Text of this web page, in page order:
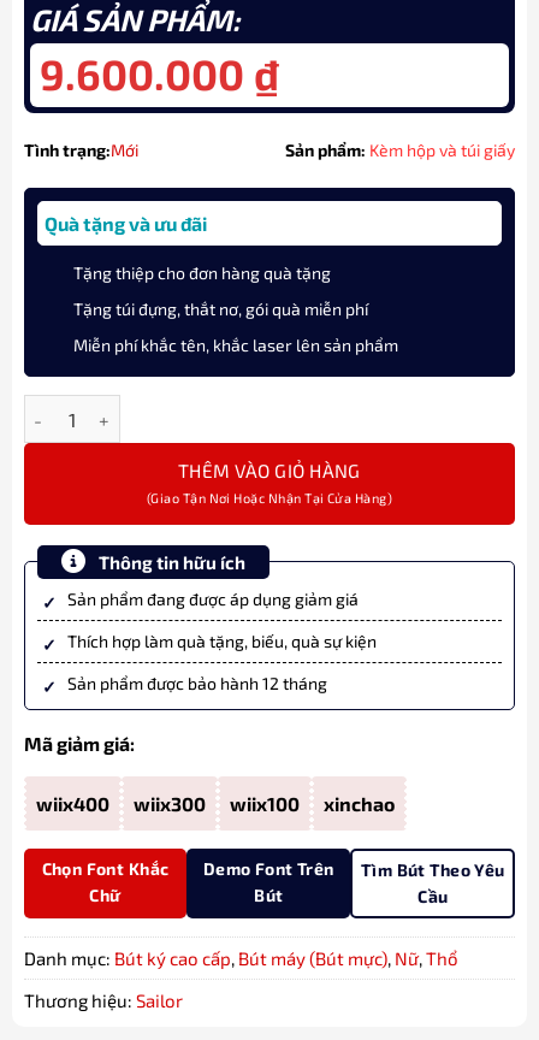
GIÁ SẢN PHẨM:
9.600.000 ₫
Tình trạng:Mới Sản phẩm: Kèm hộp và túi giấy
Quà tặng và ưu đãi
Tặng thiệp cho đơn hàng quà tặng
Tặng túi đựng, thắt nơ, gói quà miễn phí
Miễn phí khắc tên, khắc laser lên sản phẩm
THÊM VÀO GIỎ HÀNG
Thông tin hữu ích
Sản phẩm đang được áp dụng giảm giá
Thích hợp làm quà tặng, biếu, quà sự kiện
Sản phẩm được bảo hành 12 tháng
Mã giảm giá:
wiix400 wiix300 wiix100 xinchao
Chọn Font Khắc
Chữ
Demo Font Trên
Bút
Tìm Bút Theo Yêu
Cầu
Danh mục: Bút ký cao cấp, Bút máy (Bút mực), Nữ,Thổ
Thương hiệu: Sailor